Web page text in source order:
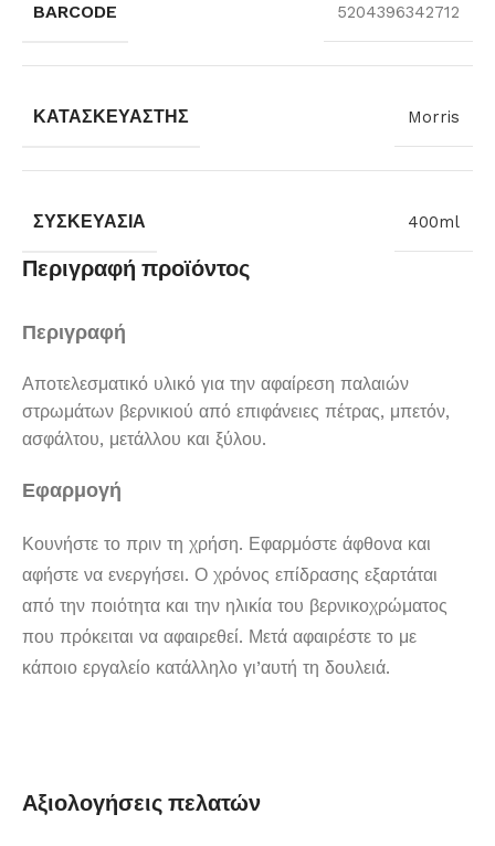
BARCODE 5204396342712
ΚΑΤΑΣΚΕΥΑΣΤΉΣ Morris
ΣΥΣΚΕΥΑΣΊΑ 400ml
Περιγραφή προϊόντος
Περιγραφή
Αποτελεσματικό υλικό για την αφαίρεση παλαιών
στρωμάτων βερνικιού από επιφάνειες πέτρας, μπετόν,
ασφάλτου, μετάλλου και ξύλου.
Εφαρμογή
Κουνήστε το πριν τη χρήση. Εφαρμόστε άφθονα και
αφήστε να ενεργήσει. Ο χρόνος επίδρασης εξαρτάται
από την ποιότητα και την ηλικία του βερνικοχρώματος
που πρόκειται να αφαιρεθεί. Μετά αφαιρέστε το με
κάποιο εργαλείο κατάλληλο γι’αυτή τη δουλειά.
Αξιολογήσεις πελατών